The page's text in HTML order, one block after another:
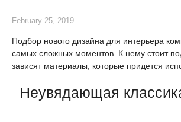
February 25, 2019
Подбор нового дизайна для интерьера
самых сложных моментов. К нему стоит
зависят материалы, которые придется
Неувядающая